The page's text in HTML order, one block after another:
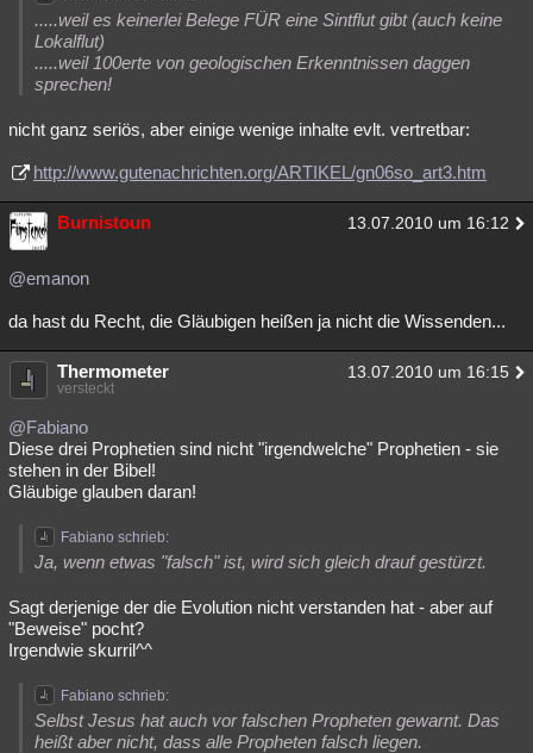
.....weil es keinerlei Belege FÜR eine Sintflut gibt (auch keine
Lokalflut)
.....weil 100erte von geologischen Erkenntnissen daggen
sprechen!
nicht ganz seriös, aber einige wenige inhalte evlt. vertretbar:
http://www.gutenachrichten.org/ARTIKEL/gn06so_art3.htm
Burnistoun 13.07.2010 um 16:12
@emanon
da hast du Recht, die Gläubigen heißen ja nicht die Wissenden...
Thermometer 13.07.2010 um 16:15
versteckt
@Fabiano
Diese drei Prophetien sind nicht "irgendwelche" Prophetien - sie
stehen in der Bibel!
Gläubige glauben daran!
Fabiano schrieb:
Ja, wenn etwas "falsch" ist, wird sich gleich drauf gestürzt.
Sagt derjenige der die Evolution nicht verstanden hat - aber auf
"Beweise" pocht?
Irgendwie skurril^^
Fabiano schrieb:
Selbst Jesus hat auch vor falschen Propheten gewarnt. Das
heißt aber nicht, dass alle Propheten falsch liegen.